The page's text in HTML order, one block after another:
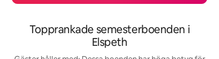
Topprankade semesterboenden i
Elspeth